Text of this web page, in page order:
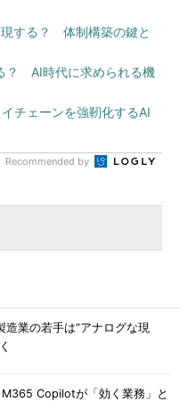
する？ 体制構築の鍵と
？ AI時代に求められる機
チェーンを強靭化するAI
Recommended by
業の若手は“アナログな現
Copilotが「効く業務」と